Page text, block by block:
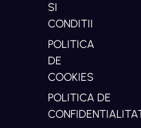
SI
CONDITII
POLITICA
DE
COOKIES
POLITICA DE